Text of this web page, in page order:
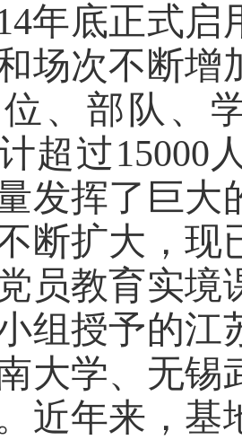
年底正式启
场次不断增
、部队、
超过15000
发挥了巨大
断扩大，现
员教育实境
组授予的江
大学、无锡
近年来，基